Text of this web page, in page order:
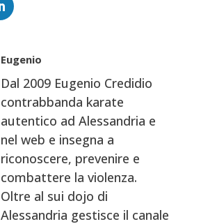
Eugenio
Dal 2009 Eugenio Credidio
contrabbanda karate
autentico ad Alessandria e
nel web e insegna a
riconoscere, prevenire e
combattere la violenza.
Oltre al sui dojo di
Alessandria gestisce il canale